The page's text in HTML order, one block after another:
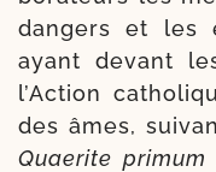
dan­gers et les
ayant devant
l’Action
des âmes,
Quaerite pri­mum